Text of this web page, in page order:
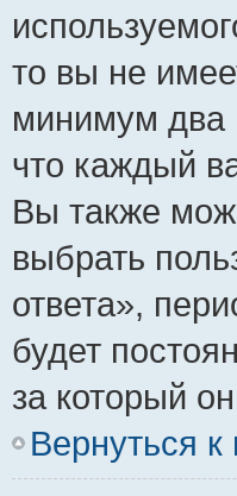
то вы не
минимум два
что каждый
Вы также
выбрать
ответа»,
будет
за который
Вернуться к